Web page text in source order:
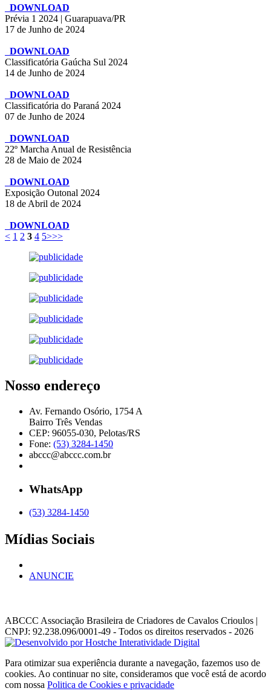
DOWNLOAD
Prévia 1 2024 | Guarapuava/PR
17 de Junho de 2024
DOWNLOAD
Classificatória Gaúcha Sul 2024
14 de Junho de 2024
DOWNLOAD
Classificatória do Paraná 2024
07 de Junho de 2024
DOWNLOAD
22º Marcha Anual de Resistência
28 de Maio de 2024
DOWNLOAD
Exposição Outonal 2024
18 de Abril de 2024
DOWNLOAD
< 1 2 3 4 5>>>
Nosso endereço
Av. Fernando Osório, 1754 A
Bairro Três Vendas
CEP: 96055-030, Pelotas/RS
Fone: (53) 3284-1450
abccc@abccc.com.br
WhatsApp
(53) 3284-1450
Mídias Sociais
ANUNCIE
ABCCC Associação Brasileira de Criadores de Cavalos Crioulos |
CNPJ: 92.238.096/0001-49 - Todos os direitos reservados - 2026
Para otimizar sua experiência durante a navegação, fazemos uso de
cookies. Ao continuar no site, consideramos que você está de acordo
com nossa Politica de Cookies e privacidade